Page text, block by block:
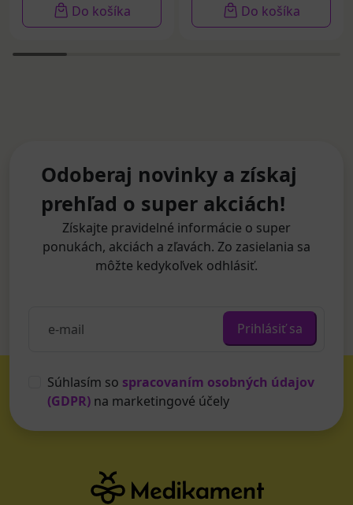
Do košíka Do košíka
Odoberaj novinky a získaj
prehľad o super akciách!
Získajte pravidelné informácie o super
ponukách, akciách a zľavách. Zo zasielania sa
môžte kedykoľvek odhlásiť.
Prihlásiť sa
Súhlasím so spracovaním osobných údajov
(GDPR) na marketingové účely